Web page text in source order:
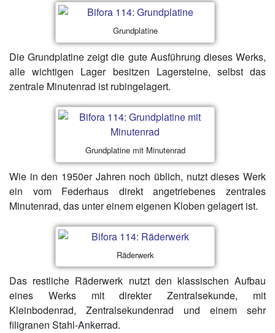
Grundplatine
Die Grundplatine zeigt die gute Ausführung dieses Werks,
alle wichtigen Lager besitzen Lagersteine, selbst das
zentrale Minutenrad ist rubingelagert.
Grundplatine mit Minutenrad
Wie in den 1950er Jahren noch üblich, nutzt dieses Werk
ein vom Federhaus direkt angetriebenes zentrales
Minutenrad, das unter einem eigenen Kloben gelagert ist.
Räderwerk
Das restliche Räderwerk nutzt den klassischen Aufbau
eines Werks mit direkter Zentralsekunde, mit
Kleinbodenrad, Zentralsekundenrad und einem sehr
filigranen Stahl-Ankerrad.